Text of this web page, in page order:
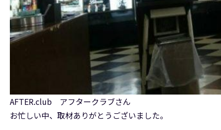
AFTER.club アフタークラブさん
お忙しい中、取材ありがとうございました。